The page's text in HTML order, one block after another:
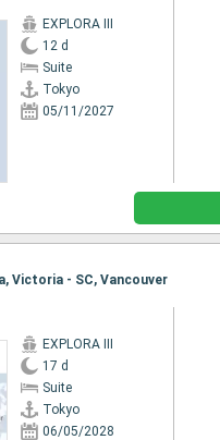
EXPLORA III
12 d
Suite
Tokyo
05/11/2027
Victoria - SC, Vancouver
EXPLORA III
17 d
Suite
Tokyo
06/05/2028